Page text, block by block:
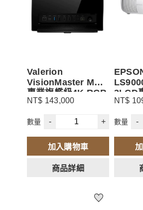
Valerion
VisionMaster MAX
專業旗艦級4K RGB
三雷射投影機 可加
NT$ 143,000
數量 - +
加入購物車
商品詳細
3LCD
院投
NT$
數量 -